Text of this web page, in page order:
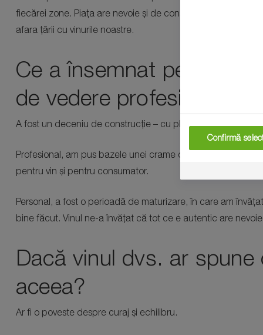
fiecărei zone. Piața are nevoie și de consolidare –
afara țării cu vinurile noastre.
Ce a însemnat pentru
de vedere profesional și
A fost un deceniu de construcție – cu planuri ambițioase,
Profesional, am pus bazele unei crame care a pornit din
pentru vin și pentru consumator.
Personal, a fost o perioadă de maturizare, în care am
bine făcut. Vinul ne-a învățat că tot ce e autentic are
Dacă vinul dvs. ar
aceea?
Ar fi o poveste despre curaj și echilibru.
Confirmă